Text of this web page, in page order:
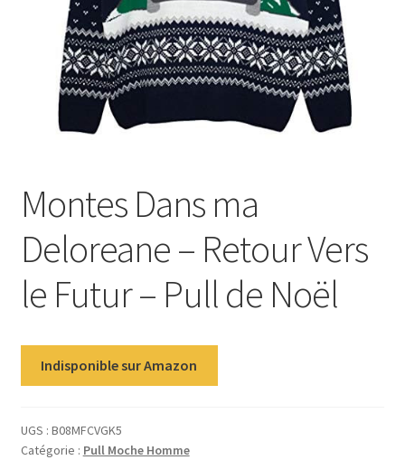
Montes Dans ma
Deloreane – Retour Vers
le Futur – Pull de Noël
Indisponible sur Amazon
UGS : B08MFCVGK5
Catégorie : Pull Moche Homme